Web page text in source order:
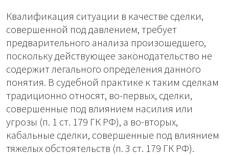
База знаний
Подписка
Квалификация ситуации в качестве сделки,
совершенной под давлением, требует
предварительного анализа произошедшего,
поскольку действующее законодательство не
содержит легального определения данного
понятия. В судебной практике к таким сделкам
традиционно относят, во-первых, сделки,
совершенные под влиянием насилия или
угрозы (п. 1 ст. 179 ГК РФ), а во-вторых,
кабальные сделки, совершенные под влиянием
тяжелых обстоятельств (п. 3 ст. 179 ГК РФ).